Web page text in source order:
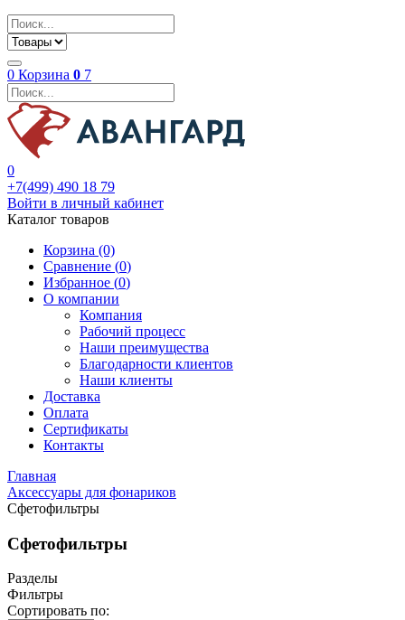
0 Корзина 0 7
0
+7(499) 490 18 79
Войти в личный кабинет
Каталог товаров
Корзина (0)
Сравнение (0)
Избранное (0)
О компании
Компания
Рабочий процесс
Наши преимущества
Благодарности клиентов
Наши клиенты
Доставка
Оплата
Сертификаты
Контакты
Главная
Аксессуары для фонариков
Сфетофильтры
Сфетофильтры
Разделы
Фильтры
Сортировать по: